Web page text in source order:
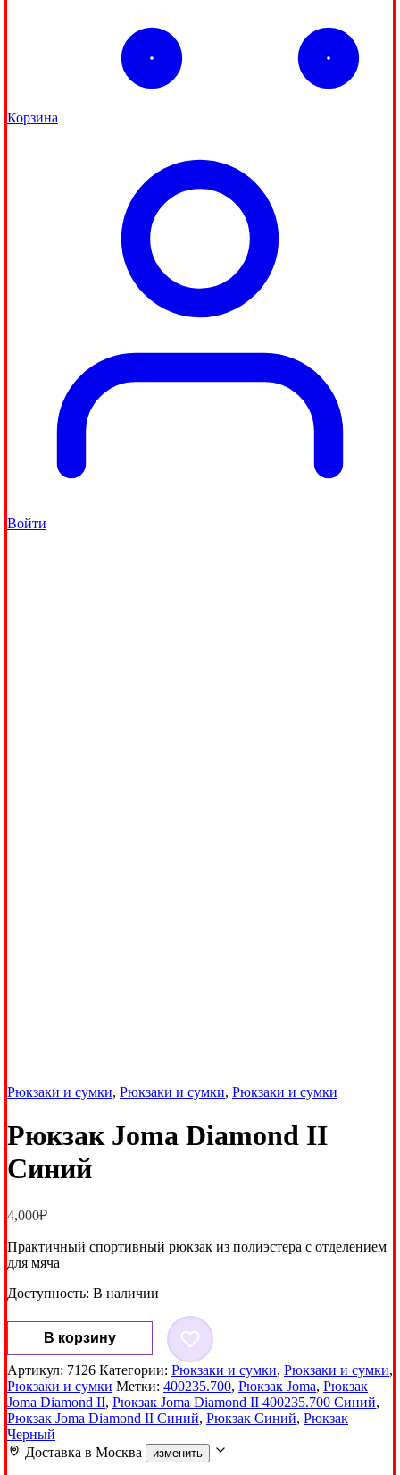
Корзина
Войти
Рюкзаки и сумки, Рюкзаки и сумки, Рюкзаки и сумки
Рюкзак Joma Diamond II
Синий
4,000₽
Практичный спортивный рюкзак из полиэстера с отделением
для мяча
Доступность: В наличии
Количество
Рюкзак
Joma
Diamond
II
Синий
В корзину
Артикул: 7126 Категории: Рюкзаки и сумки, Рюкзаки и сумки,
Рюкзаки и сумки Метки: 400235.700, Рюкзак Joma, Рюкзак
Joma Diamond II, Рюкзак Joma Diamond II 400235.700 Синий,
Рюкзак Joma Diamond II Синий, Рюкзак Синий, Рюкзак
Черный
Доставка в Москва изменить